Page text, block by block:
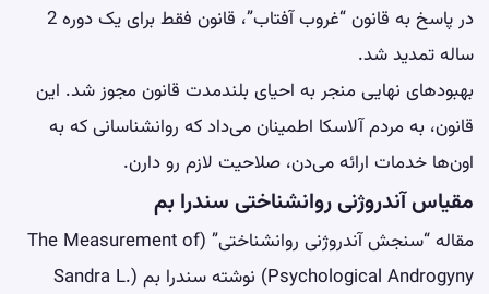
در پاسخ به قانون “غروب آفتاب”، قانون فقط برای یک دوره 2
ساله تمدید شد.
بهبودهای نهایی منجر به احیای بلندمدت قانون مجوز شد. این
قانون، به مردم آلاسکا اطمینان می‌داد که روانشناسانی که به
اون‌ها خدمات ارائه می‌دن، صلاحیت لازم رو دارن.
مقیاس آندروژنی روانشناختی سندرا بم
مقاله “سنجش آندروژنی روانشناختی” (The Measurement of
Psychological Androgyny) نوشته سندرا بم (Sandra L.